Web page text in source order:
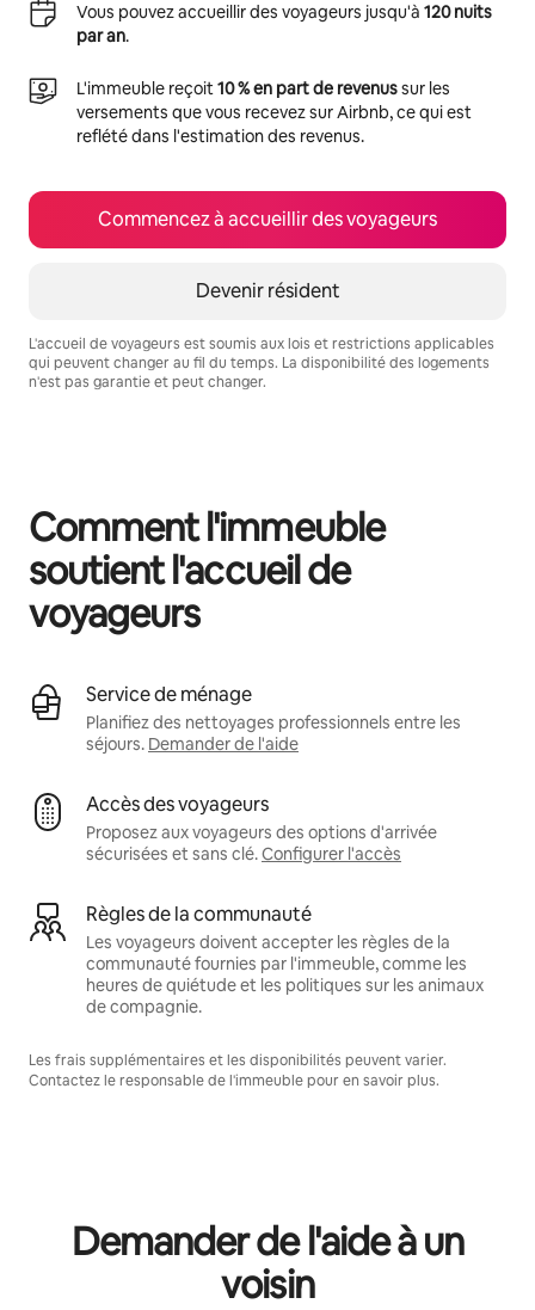
Vous pouvez accueillir des voyageurs jusqu'à 120 nuits
par an.
L'immeuble reçoit10 % en part de revenussur les
versements que vous recevez sur Airbnb, ce qui est
reflété dans l'estimation des revenus.
Commencez à accueillir des voyageurs
Devenir résident
L'accueil de voyageurs est soumis aux lois et restrictions applicables
qui peuvent changer au fil du temps. La disponibilité des logements
n'est pas garantie et peut changer.
Comment l'immeuble
soutient l'accueil de
voyageurs
Service de ménage
Planifiez des nettoyages professionnels entre les
séjours. Demander de l'aide
Accès des voyageurs
Proposez aux voyageurs des options d'arrivée
sécurisées et sans clé.Configurer l'accès
Règles de la communauté
Les voyageurs doivent accepter les règles de la
communauté fournies par l'immeuble, comme les
heures de quiétude et les politiques sur les animaux
de compagnie.
Les frais supplémentaires et les disponibilités peuvent varier.
Contactez le responsable de l'immeuble pour en savoir plus.
Demander de l'aide à un
voisin